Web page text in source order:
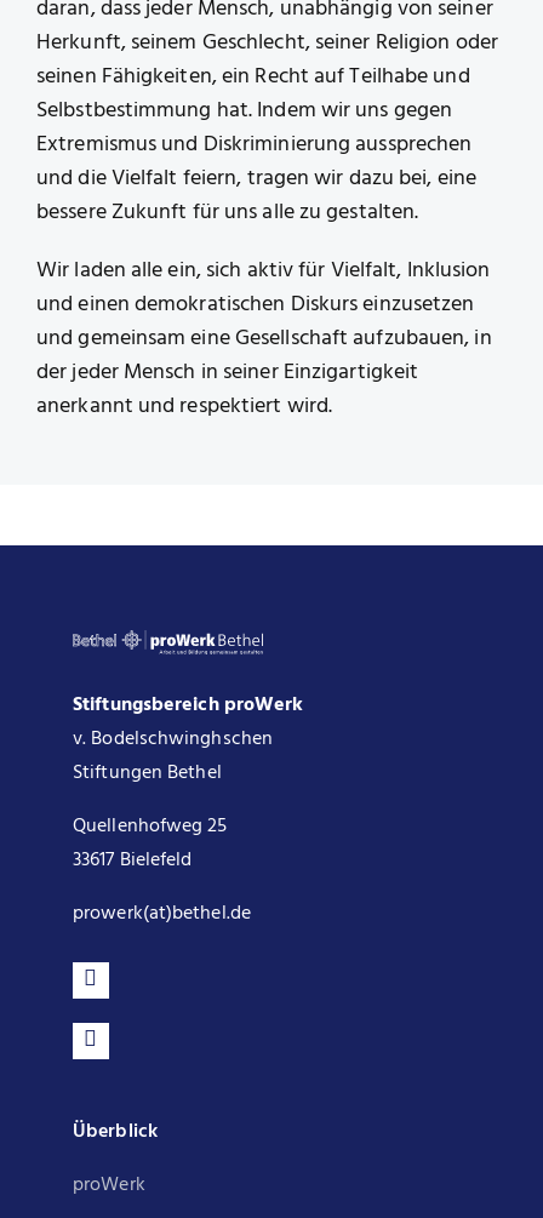
daran, dass jeder Mensch, unabhängig von seiner
Herkunft, seinem Geschlecht, seiner Religion oder
seinen Fähigkeiten, ein Recht auf Teilhabe und
Selbstbestimmung hat. Indem wir uns gegen
Extremismus und Diskriminierung aussprechen
und die Vielfalt feiern, tragen wir dazu bei, eine
bessere Zukunft für uns alle zu gestalten.
Wir laden alle ein, sich aktiv für Vielfalt, Inklusion
und einen demokratischen Diskurs einzusetzen
und gemeinsam eine Gesellschaft aufzubauen, in
der jeder Mensch in seiner Einzigartigkeit
anerkannt und respektiert wird.
Stiftungsbereich proWerk
v. Bodelschwinghschen
Stiftungen Bethel
Quellenhofweg 25
33617 Bielefeld
prowerk(at)bethel.de
Überblick
proWerk